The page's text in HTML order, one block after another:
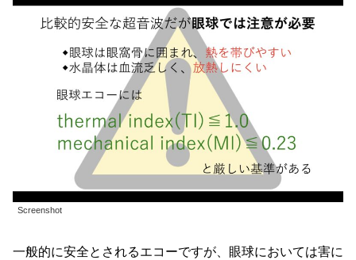
Screenshot
一般的に安全とされるエコーですが、眼球においては害に